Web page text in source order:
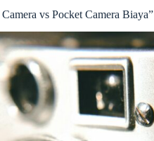
vs Pocket Camera Biaya”